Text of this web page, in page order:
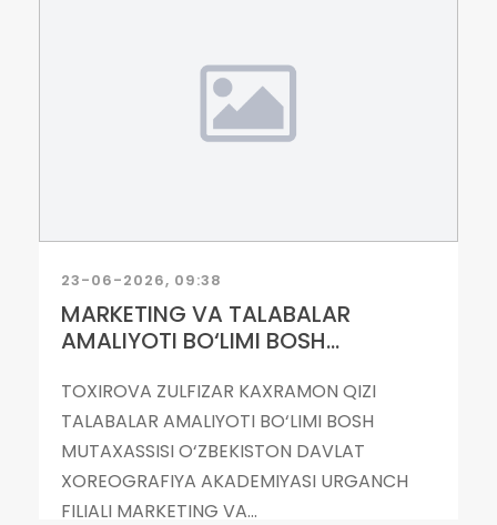
23-06-2026, 09:38
MARKETING VA TALABALAR
AMALIYOTI BO‘LIMI BOSH...
TOXIROVA ZULFIZAR KAXRAMON QIZI
TALABALAR AMALIYOTI BO‘LIMI BOSH
MUTAXASSISI O‘ZBEKISTON DAVLAT
XOREOGRAFIYA AKADEMIYASI URGANCH
FILIALI MARKETING VA...